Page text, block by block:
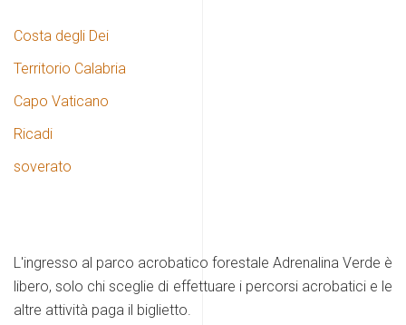
Costa degli Dei
Territorio Calabria
Capo Vaticano
Ricadi
soverato
L'ingresso al parco acrobatico forestale Adrenalina Verde è
libero, solo chi sceglie di effettuare i percorsi acrobatici e le
altre attività paga il biglietto.